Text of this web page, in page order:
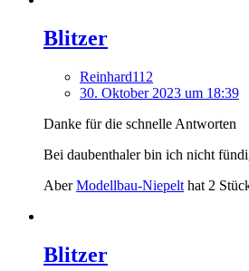
Blitzer
Reinhard112
30. Oktober 2023 um 18:39
Danke für die schnelle Antworten
Bei daubenthaler bin ich nicht
AberModellbau-Niepelt hat 2
Blitzer